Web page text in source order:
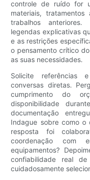
controle de ruído for
materiais,
trabalhos
legendas explicativas
e as restrições
o pensamento crítico
as suas necessidades.
Solicite referências
conversas diretas.
cumprimento do
disponibilidade
documentação
Indague sobre como
resposta foi
coordenação com
equipamentos?
confiabilidade real
cuidadosamente